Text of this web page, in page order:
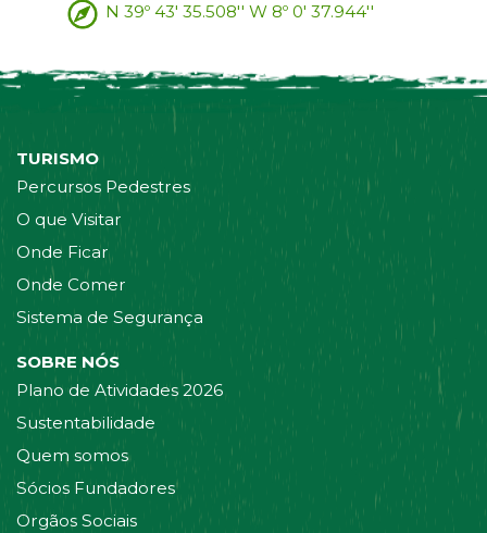
N 39º 43' 35.508'' W 8º 0' 37.944''
TURISMO
Percursos Pedestres
O que Visitar
Onde Ficar
Onde Comer
Sistema de Segurança
SOBRE NÓS
Plano de Atividades 2026
Sustentabilidade
Quem somos
Sócios Fundadores
Orgãos Sociais